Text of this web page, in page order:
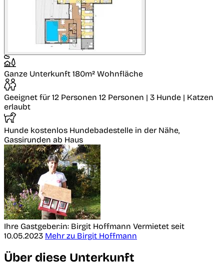
Ganze Unterkunft 180m² Wohnfläche
Geeignet für 12 Personen 12 Personen | 3 Hunde | Katzen
erlaubt
Hunde kostenlos Hundebadestelle in der Nähe,
Gassirunden ab Haus
Ihre Gastgeber:in: Birgit Hoffmann Vermietet seit
10.05.2023 Mehr zu Birgit Hoffmann
Über diese Unterkunft